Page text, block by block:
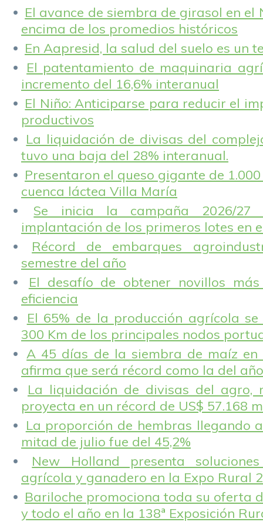
El avance de siembra de girasol en el
encima de los promedios históricos
En Aapresid, la salud del suelo es un
El patentamiento de maquinaria
incremento del 16,6% interanual
El Niño: Anticiparse para reducir el
productivos
La liquidación de divisas del
tuvo una baja del 28% interanual.
Presentaron el queso gigante de
cuenca láctea Villa María
Se inicia la campaña 2026/
implantación de los primeros lotes en
Récord de embarques
semestre del año
El desafío de obtener novillos
eficiencia
El 65% de la producción agrícola
300 Km de los principales nodos
A 45 días de la siembra de maíz en
afirma que será récord como la del
La liquidación de divisas del agro,
proyecta en un récord de US$ 57.168
La proporción de hembras llegando
mitad de julio fue del 45,2%
New Holland presenta
agrícola y ganadero en la Expo Rural
Bariloche promociona toda su oferta
y todo el año en la 138ª Exposición